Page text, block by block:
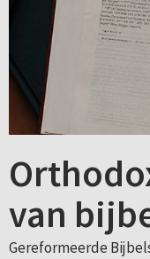
van
Gereformeerde